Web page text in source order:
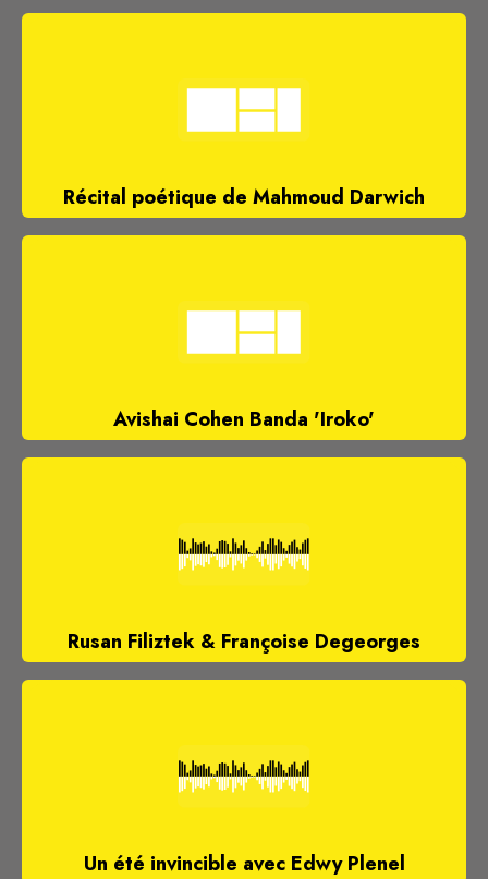
Récital poétique de Mahmoud Darwich
Avishai Cohen Banda 'Iroko'
Rusan Filiztek & Françoise Degeorges
Un été invincible avec Edwy Plenel